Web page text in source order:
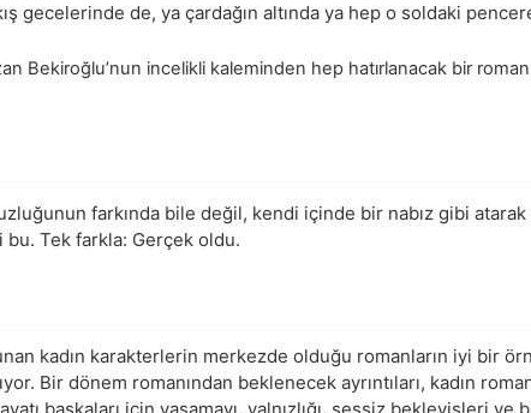
gecelerinde de, ya çardağın altında ya hep o soldaki
Bekiroğlu’nun incelikli kaleminden hep hatırlanacak bir
farkında bile değil, kendi içinde bir nabız gibi
bu. Tek farkla: Gerçek oldu.
kadın karakterlerin merkezde olduğu romanların iyi bir
Bir dönem romanından beklenecek ayrıntıları, kadın